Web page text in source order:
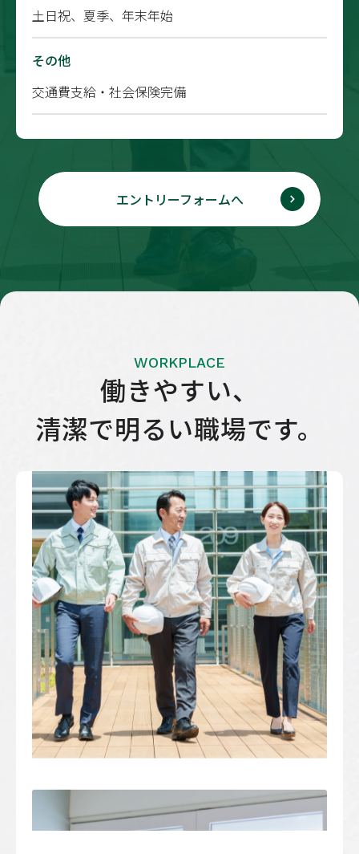
土日祝、夏季、年末年始
その他
交通費支給・社会保険完備
エントリーフォームへ
WORKPLACE
働きやすい、
清潔で明るい職場です。